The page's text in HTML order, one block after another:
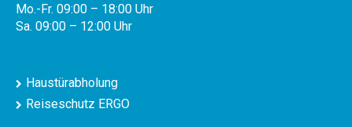
Mo.-Fr. 09:00 – 18:00 Uhr
Sa. 09:00 – 12:00 Uhr
Haustürabholung
Reiseschutz ERGO